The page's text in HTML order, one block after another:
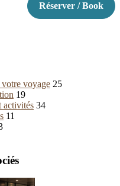
Réserver / Book
voyage 25
19
activités 34
11